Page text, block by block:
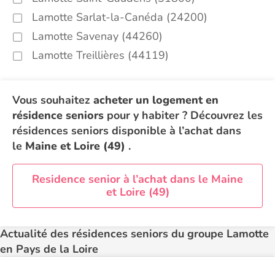
Lamotte Sarlat-la-Canéda (24200)
Lamotte Savenay (44260)
Lamotte Treillières (44119)
Vous souhaitez acheter un logement en
résidence seniors pour y habiter ? Découvrez les
résidences seniors disponible à l’achat dans
le Maine et Loire (49) .
Residence senior à l’achat dans le Maine
et Loire (49)
Actualité des résidences seniors du groupe Lamotte
en Pays de la Loire